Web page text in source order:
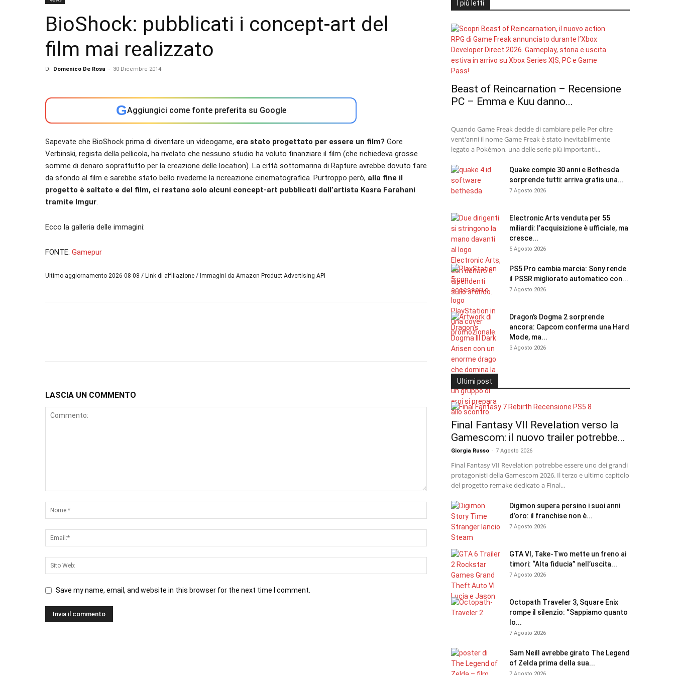
BioShock: pubblicati i concept-art del
film mai realizzato
Di Domenico De Rosa - 30 Dicembre 2014
GAggiungici come fonte preferita su Google
Sapevate che BioShock prima di diventare un videogame, era stato progettato per essere un film? Gore
Verbinski, regista della pellicola, ha rivelato che nessuno studio ha voluto finanziare il film (che richiedeva grosse
somme di denaro soprattutto per la creazione delle location). La città sottomarina di Rapture avrebbe dovuto fare
da sfondo al film e sarebbe stato bello rivederne la ricreazione cinematografica. Purtroppo però, alla fine il
progetto è saltato e del film, ci restano solo alcuni concept-art pubblicati dall’artista Kasra Farahani
tramite Imgur.
Ecco la galleria delle immagini:
FONTE: Gamepur
Ultimo aggiornamento 2026-08-08 / Link di affiliazione / Immagini da Amazon Product Advertising API
LASCIA UN COMMENTO
Save my name, email, and website in this browser for the next time I comment.
I più letti
Beast of Reincarnation – Recensione
PC – Emma e Kuu danno...
Quando Game Freak decide di cambiare pelle Per oltre
vent'anni il nome Game Freak è stato inevitabilmente
legato a Pokémon, una delle serie più importanti...
Quake compie 30 anni e Bethesda
sorprende tutti: arriva gratis una...
7 Agosto 2026
Electronic Arts venduta per 55
miliardi: l’acquisizione è ufficiale, ma
cresce...
5 Agosto 2026
PS5 Pro cambia marcia: Sony rende
il PSSR migliorato automatico con...
7 Agosto 2026
Dragon’s Dogma 2 sorprende
ancora: Capcom conferma una Hard
Mode, ma...
3 Agosto 2026
Ultimi post
Final Fantasy VII Revelation verso la
Gamescom: il nuovo trailer potrebbe...
Giorgia Russo - 7 Agosto 2026
Final Fantasy VII Revelation potrebbe essere uno dei grandi
protagonisti della Gamescom 2026. Il terzo e ultimo capitolo
del progetto remake dedicato a Final...
Digimon supera persino i suoi anni
d’oro: il franchise non è...
7 Agosto 2026
GTA VI, Take-Two mette un freno ai
timori: “Alta fiducia” nell’uscita...
7 Agosto 2026
Octopath Traveler 3, Square Enix
rompe il silenzio: “Sappiamo quanto
lo...
7 Agosto 2026
Sam Neill avrebbe girato The Legend
of Zelda prima della sua...